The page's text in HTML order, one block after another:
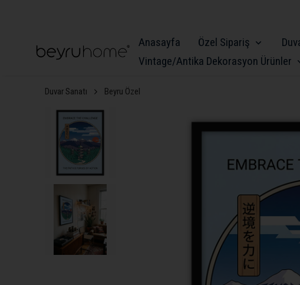
Anasayfa Özel Sipariş
Vintage/Antika Dekorasyon Ürünler
Duvar Sanatı Beyru Özel